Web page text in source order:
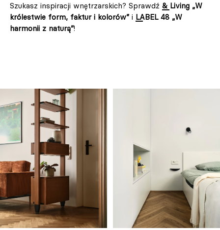
Szukasz inspiracji wnętrzarskich? Sprawdź & Living „W
królestwie form, faktur i kolorów” i LABEL 48 „W
harmonii z naturą”!